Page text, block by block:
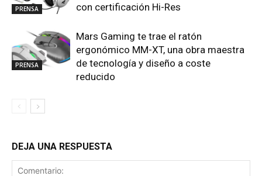
PRENSA
con certificación Hi-Res
PRENSA
Mars Gaming te trae el ratón
ergonómico MM-XT, una obra maestra
de tecnología y diseño a coste
reducido
DEJA UNA RESPUESTA